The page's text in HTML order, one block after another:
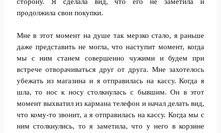
продолжила свои покупки.
Мне в этот момент на душе так мерзко стало, я раньше
даже представить не могла, что наступит момент, когда
мы с ним станем совершенно чужими и будем при
встрече отворачиваться друг от друга. Мне захотелось
убежать из магазина и я отправилась на кассу. Когда я
шла, то нос к носу столкнулась с бывшим. Он в этот
момент выхватил из кармана телефон и начал делать вид,
что кому-то звонит, а я отправилась на кассу. Когда мы с
ним столкнулись, то я заметила, что у него в корзине